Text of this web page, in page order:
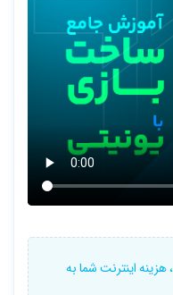
را ببینند.
مندان به صنعت بازی سازی
پایه آموزش ببینند و چه برای
اینترنت شما به